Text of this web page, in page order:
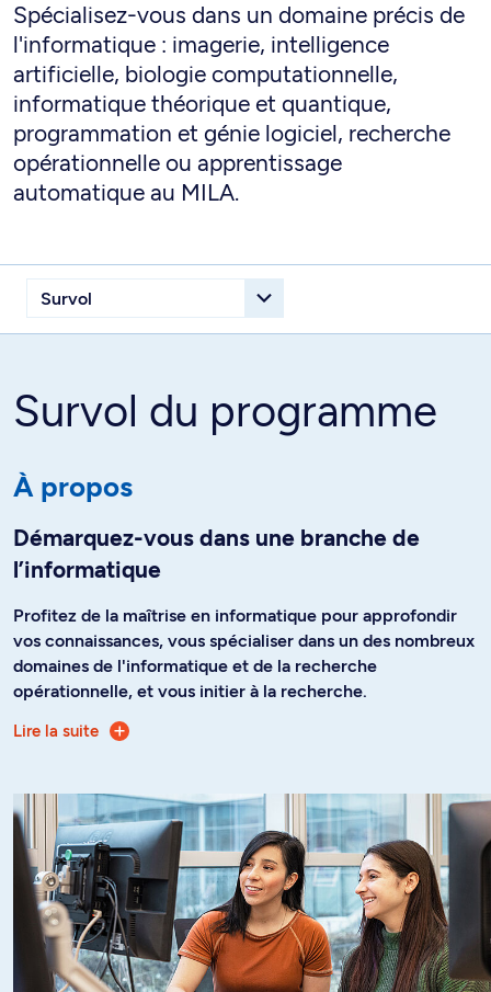
Spécialisez-vous dans un domaine précis de
l'informatique : imagerie, intelligence
artificielle, biologie computationnelle,
informatique théorique et quantique,
programmation et génie logiciel, recherche
opérationnelle ou apprentissage
automatique au MILA.
Survol du programme
À propos
Démarquez-vous dans une branche de
l’informatique
Profitez de la maîtrise en informatique pour approfondir
vos connaissances, vous spécialiser dans un des nombreux
domaines de l'informatique et de la recherche
opérationnelle, et vous initier à la recherche.
En réalisant un projet de recherche encadré par un
de faire partie de la nouvelle génération de chercheuses
et chercheurs spécialisés dans un domaine de pointe en
informatique, comme l’intelligence artificielle,
l’apprentissage automatique, l’informatique quantique, la
recherche opérationnelle, le génie logiciel, la bio-
informatique, l’infographie, etc.
Vous avez également la possibilité d’effectuer une
maîtrise avec stage ou travaux dirigés, vous permettant
Lire la suite